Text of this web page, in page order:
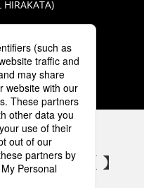
4 5
SNSアカウント